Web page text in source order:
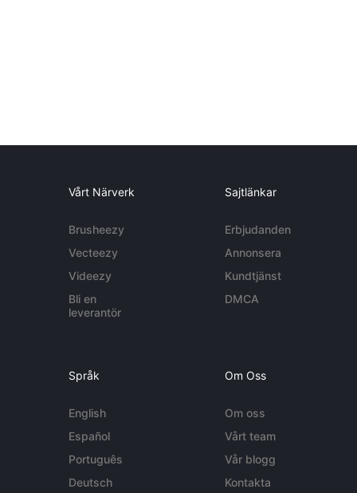
Vårt Närverk
Brusheezy
Vecteezy
Videezy
Bli en
leverantör
Sajtlänkar
Erbjudanden
Annonsera
Kundtjänst
DMCA
Språk
English
Español
Português
Deutsch
Om Oss
Om oss
Vårt team
Vår blogg
Kontakta